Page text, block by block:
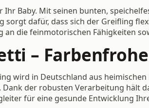
Baby. Mit seinen bunten,
dafür, dass sich der Greifling
die feinmotorischen Fähigkeiten
–
wird in Deutschland aus
der robusten Verarbeitung hält
für eine gesunde Entwicklung